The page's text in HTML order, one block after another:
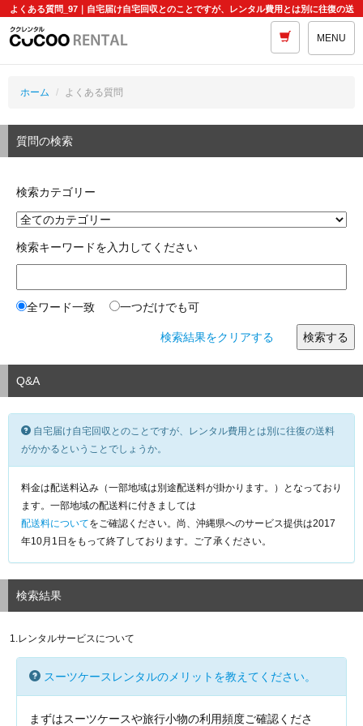
よくある質問_97｜自宅届け自宅回収とのことですが、レンタル費用とは別に往復の送
料がかかるということでしょうか。
MENU
ホーム よくある質問
質問の検索
検索カテゴリー
検索キーワードを入力してください
全ワード一致 一つだけでも可
検索結果をクリアする
Q&A
自宅届け自宅回収とのことですが、レンタル費用とは別に往復の送料
がかかるということでしょうか。
料金は配送料込み（一部地域は別途配送料が掛かります。）となっており
ます。一部地域の配送料に付きましては
配送料についてをご確認ください。尚、沖縄県へのサービス提供は2017
年10月1日をもって終了しております。ご了承ください。
検索結果
1.レンタルサービスについて
スーツケースレンタルのメリットを教えてください。
まずはスーツケースや旅行小物の利用頻度ご確認くださ